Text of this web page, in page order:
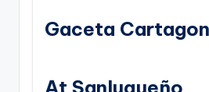
Gaceta